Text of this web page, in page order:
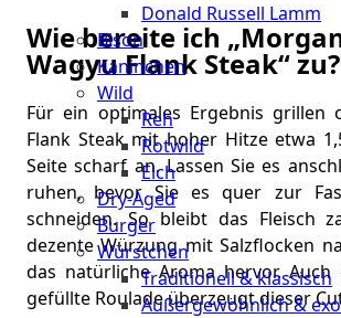
Donald Russell Lamm
Bison
Kaninchen
Wild
Reh
Rotwild
Elch
Dry-Aged
Burger
Würstchen
Traditionell & klassisch
Außergewöhnlich &
Wie bereite ich
Wagyu Flank Steak“ zu?
Für ein optimales Ergebnis grillen
Flank Steak mit hoher Hitze etwa
Seite scharf an. Lassen Sie es
ruhen, bevor Sie es quer zur
schneiden. So bleibt das Fleisch
dezente Würzung mit Salzflocken
das natürliche Aroma hervor.
gefüllte Roulade überzeugt dieser